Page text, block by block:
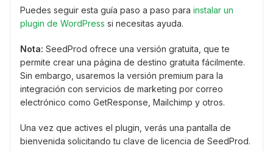
Puedes seguir esta guía paso a paso para instalar un
plugin de WordPress si necesitas ayuda.
Nota: SeedProd ofrece una versión gratuita, que te
permite crear una página de destino gratuita fácilmente.
Sin embargo, usaremos la versión premium para la
integración con servicios de marketing por correo
electrónico como GetResponse, Mailchimp y otros.
Una vez que actives el plugin, verás una pantalla de
bienvenida solicitando tu clave de licencia de SeedProd.